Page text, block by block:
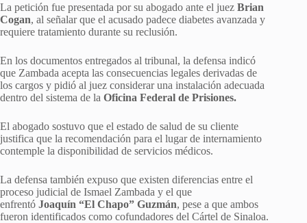
La petición fue presentada por su abogado ante el juez Brian
Cogan, al señalar que el acusado padece diabetes avanzada y
requiere tratamiento durante su reclusión.
En los documentos entregados al tribunal, la defensa indicó
que Zambada acepta las consecuencias legales derivadas de
los cargos y pidió al juez considerar una instalación adecuada
dentro del sistema de la Oficina Federal de Prisiones.
El abogado sostuvo que el estado de salud de su cliente
justifica que la recomendación para el lugar de internamiento
contemple la disponibilidad de servicios médicos.
La defensa también expuso que existen diferencias entre el
proceso judicial de Ismael Zambada y el que
enfrentó Joaquín “El Chapo” Guzmán, pese a que ambos
fueron identificados como cofundadores del Cártel de Sinaloa.